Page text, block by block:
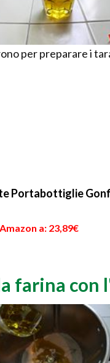
per preparare i
Portabottiglie
a: 23,89€
farina con